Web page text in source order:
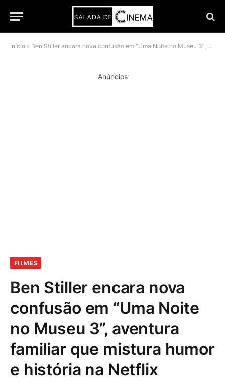
Início » Ben Stiller encara nova confusão em “Uma Noite no Museu 3”, aventura familiar que mistura humor e história na Netflix
Anúncios
FILMES
Ben Stiller encara nova
confusão em “Uma Noite
no Museu 3”, aventura
familiar que mistura humor
e história na Netflix